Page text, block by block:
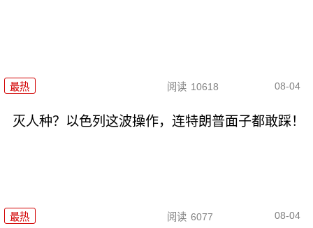
最热 阅读 10618 08-04
灭人种？以色列这波操作，连特朗普面子都敢踩！
最热 阅读 6077 08-04